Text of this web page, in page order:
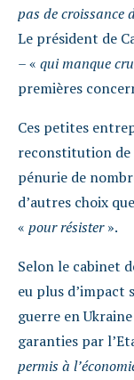
pas de croissance
Le président de
– « qui manque
premières
Ces petites
reconstitution de
pénurie de
d’autres choix
« pour résister».
Selon le cabinet
eu plus d’impact
guerre en
garanties par
permis à